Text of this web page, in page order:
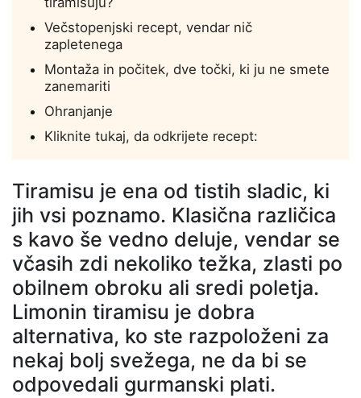
Večstopenjski recept, vendar nič
zapletenega
Montaža in počitek, dve točki, ki ju ne smete
zanemariti
Ohranjanje
Kliknite tukaj, da odkrijete recept:
Tiramisu je ena od tistih sladic, ki
jih vsi poznamo. Klasična različica
s kavo še vedno deluje, vendar se
včasih zdi nekoliko težka, zlasti po
obilnem obroku ali sredi poletja.
Limonin tiramisu je dobra
alternativa, ko ste razpoloženi za
nekaj bolj svežega, ne da bi se
odpovedali gurmanski plati.